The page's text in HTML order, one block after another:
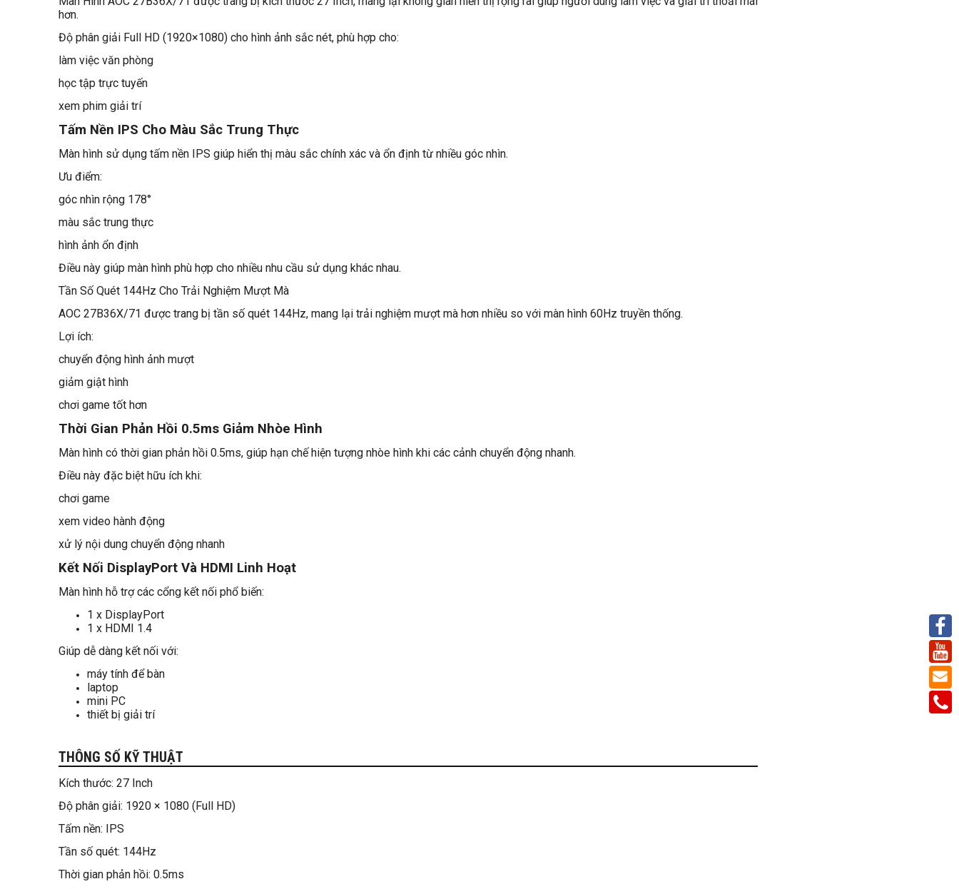
hơn.
Độ phân giải Full HD (1920×1080) cho hình ảnh sắc nét, phù hợp cho:
làm việc văn phòng
học tập trực tuyến
xem phim giải trí
Tấm Nền IPS Cho Màu Sắc Trung Thực
Màn hình sử dụng tấm nền IPS giúp hiển thị màu sắc chính xác và ổn định từ nhiều góc nhìn.
Ưu điểm:
góc nhìn rộng 178°
màu sắc trung thực
hình ảnh ổn định
Điều này giúp màn hình phù hợp cho nhiều nhu cầu sử dụng khác nhau.
Tần Số Quét 144Hz Cho Trải Nghiệm Mượt Mà
AOC 27B36X/71 được trang bị tần số quét 144Hz, mang lại trải nghiệm mượt mà hơn nhiều so với màn hình 60Hz truyền thống.
Lợi ích:
chuyển động hình ảnh mượt
giảm giật hình
chơi game tốt hơn
Thời Gian Phản Hồi 0.5ms Giảm Nhòe Hình
Màn hình có thời gian phản hồi 0.5ms, giúp hạn chế hiện tượng nhòe hình khi các cảnh chuyển động nhanh.
Điều này đặc biệt hữu ích khi:
chơi game
xem video hành động
xử lý nội dung chuyển động nhanh
Kết Nối DisplayPort Và HDMI Linh Hoạt
Màn hình hỗ trợ các cổng kết nối phổ biến:
1 x DisplayPort
1 x HDMI 1.4
Giúp dễ dàng kết nối với:
máy tính để bàn
laptop
mini PC
thiết bị giải trí
THÔNG SỐ KỸ THUẬT
Kích thước: 27 Inch
Độ phân giải: 1920 × 1080 (Full HD)
Tấm nền: IPS
Tần số quét: 144Hz
Thời gian phản hồi: 0.5ms